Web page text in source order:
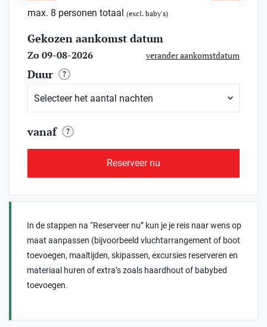
max. 8 personen totaal (excl. baby's)
Gekozen aankomst datum
Zo 09-08-2026 verander aankomstdatum
Duur ?
vanaf ?
Reserveer nu
In de stappen na “Reserveer nu” kun je je reis naar wens op
maat aanpassen (bijvoorbeeld vluchtarrangement of boot
toevoegen, maaltijden, skipassen, excursies reserveren en
materiaal huren of extra’s zoals haardhout of babybed
toevoegen.